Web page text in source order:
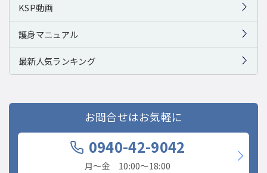
KSP動画
護身マニュアル
最新人気ランキング
お問合せはお気軽に
0940-42-9042
月〜金 10:00〜18:00